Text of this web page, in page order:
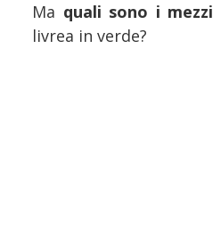
Ma quali sono i mezzi
livrea in verde?